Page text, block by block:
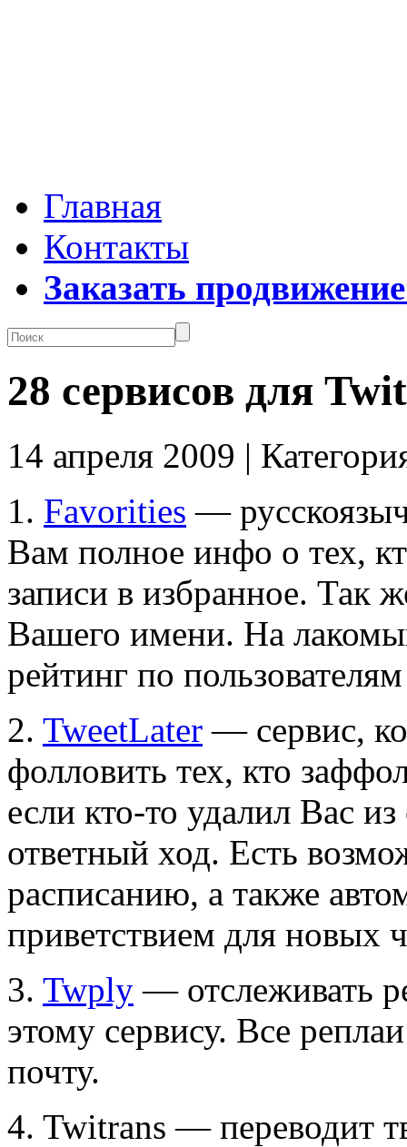
Главная
Контакты
Заказать
28 сервисов для
14 апреля 2009 |
1. Favorities —
Вам полное инфо о тех,
записи в избранное. Так
Вашего имени. На
рейтинг по
2. TweetLater — сервис,
фолловить тех, кто
если кто-то удалил Вас
ответный ход. Есть
расписанию, а также
приветствием для новых
3. Twply — отслеживать
этому сервису. Все
почту.
4. Twitrans — переводит